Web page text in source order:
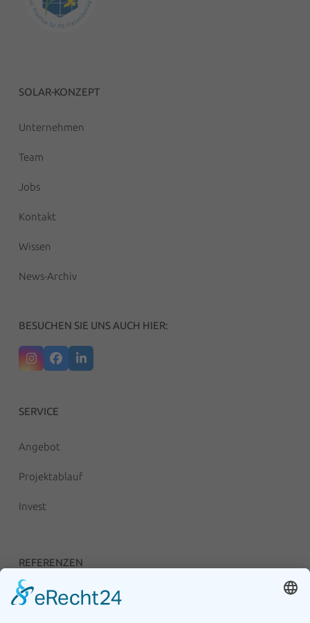
SOLAR-KONZEPT
Unternehmen
Team
Jobs
Kontakt
Wissen
News-Archiv
BESUCHEN SIE UNS AUCH HIER:
Instagram
FacebookLinkedIn
SERVICE
Angebot
Projektablauf
Invest
REFERENZEN
Unsere Anlagen